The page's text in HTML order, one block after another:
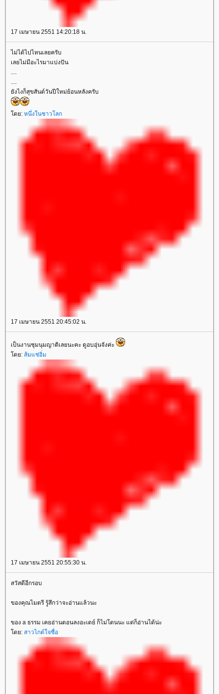
17 เมษายน 2551 14:20:18 น.
ไม่ได้ไปไหนเลยครับ
เลยไม่มีอะไรมาแบ่งปัน
ังไงก็สุขสันต์วันปีใหม่ย้อนหลังครับ
ดย: หนึ่งในชาวโลก
17 เมษายน 2551 20:45:02 น.
เป็นงานชุมนุมญาติเลยนะคะ ดูอบอุ่นจังค่ะ
ดย: ส้มแช่อิ่ม
17 เมษายน 2551 20:55:30 น.
สวัสดีอีกรอบ
ของคุณไมตรี รู้สึกว่าจะอ่านแล้วนะ
ของ a ธรรม เคยอ่านตอนลงอะเดย์ ก็ไม่โดนนะ แต่ก็อ่านได้น่ะ
ดย: สาวไกด์ใจซื่อ